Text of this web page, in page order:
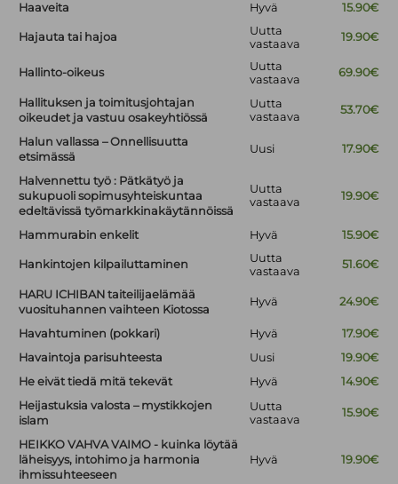
Haaveita
Hyvä 15.90€
Hajauta tai hajoa
Uutta
vastaava
19.90€
Hallinto-oikeus
Uutta
vastaava
69.90€
Hallituksen ja toimitusjohtajan
oikeudet ja vastuu osakeyhtiössä
Uutta
vastaava
53.70€
Halun vallassa – Onnellisuutta
etsimässä
Uusi 17.90€
Halvennettu työ : Pätkätyö ja
sukupuoli sopimusyhteiskuntaa
edeltävissä työmarkkinakäytännöissä
Uutta
vastaava
19.90€
Hammurabin enkelit Hyvä 15.90€
Hankintojen kilpailuttaminen
Uutta
vastaava
51.60€
HARU ICHIBAN taiteilijaelämää
vuosituhannen vaihteen Kiotossa
Hyvä 24.90€
Havahtuminen (pokkari) Hyvä
17.90€
Havaintoja parisuhteesta
Uusi
19.90€
He eivät tiedä mitä tekevät
Hyvä
14.90€
Heijastuksia valosta – mystikkojen
islam
Uutta
vastaava
15.90€
HEIKKO VAHVA VAIMO - kuinka löytää
läheisyys, intohimo ja harmonia
ihmissuhteeseen
Hyvä 19.90€